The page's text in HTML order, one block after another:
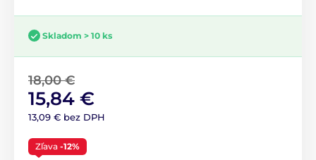
Skladom > 10 ks
18,00 €
15,84 €
13,09 € bez DPH
Zľava -12%